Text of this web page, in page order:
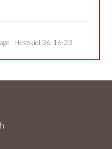
: Hesekiel 36, 16-23